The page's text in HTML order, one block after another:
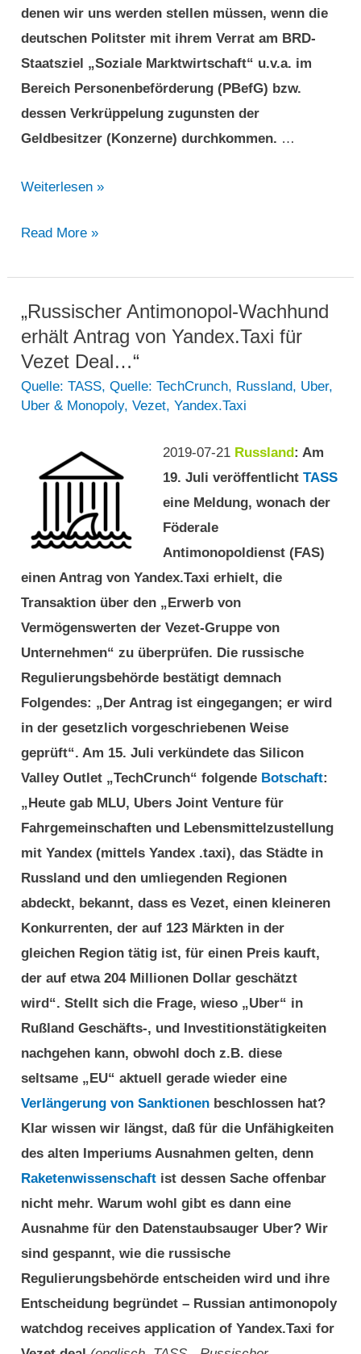
denen wir uns werden stellen müssen, wenn die
deutschen Politster mit ihrem Verrat am BRD-
Staatsziel „Soziale Marktwirtschaft“ u.v.a. im
Bereich Personenbeförderung (PBefG) bzw.
dessen Verkrüppelung zugunsten der
Geldbesitzer (Konzerne) durchkommen. …
Uber
in
den
Tag
der
Abrechnung,
während
Konkurrenten
lauern
Weiterlesen »
Uber
in
London
auf
den
Tag
der
während
seine
Konkurrenten
lauern
Read More »
„Russischer Antimonopol-Wachhund
erhält Antrag von Yandex.Taxi für
Vezet Deal…“
Quelle: TASS,Quelle: TechCrunch, Russland, Uber,
Uber & Monopoly,Vezet,Yandex.Taxi
2019-07-21 Russland: Am
19. Juli veröffentlicht TASS
eine Meldung, wonach der
Föderale
Antimonopoldienst (FAS)
einen Antrag von Yandex.Taxi erhielt, die
Transaktion über den „Erwerb von
Vermögenswerten der Vezet-Gruppe von
Unternehmen“ zu überprüfen. Die russische
Regulierungsbehörde bestätigt demnach
Folgendes: „Der Antrag ist eingegangen; er wird
in der gesetzlich vorgeschriebenen Weise
geprüft“. Am 15. Juli verkündete das Silicon
Valley Outlet „TechCrunch“ folgende Botschaft:
„Heute gab MLU, Ubers Joint Venture für
Fahrgemeinschaften und Lebensmittelzustellung
mit Yandex (mittels Yandex .taxi), das Städte in
Russland und den umliegenden Regionen
abdeckt, bekannt, dass es Vezet, einen kleineren
Konkurrenten, der auf 123 Märkten in der
gleichen Region tätig ist, für einen Preis kauft,
der auf etwa 204 Millionen Dollar geschätzt
wird“. Stellt sich die Frage, wieso „Uber“ in
Rußland Geschäfts-, und Investitionstätigkeiten
nachgehen kann, obwohl doch z.B. diese
seltsame „EU“ aktuell gerade wieder eine
Verlängerung von Sanktionen beschlossen hat?
Klar wissen wir längst, daß für die Unfähigkeiten
des alten Imperiums Ausnahmen gelten, denn
Raketenwissenschaft ist dessen Sache offenbar
nicht mehr. Warum wohl gibt es dann eine
Ausnahme für den Datenstaubsauger Uber? Wir
sind gespannt, wie die russische
Regulierungsbehörde entscheiden wird und ihre
Entscheidung begründet – Russian antimonopoly
watchdog receives application of Yandex.Taxi for